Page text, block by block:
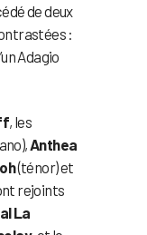
de deux
:
Adagio
, les
Anthea
(ténor) et
rejoints
La